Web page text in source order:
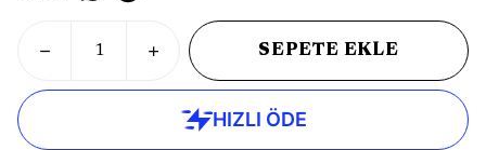
SEPETE EKLE